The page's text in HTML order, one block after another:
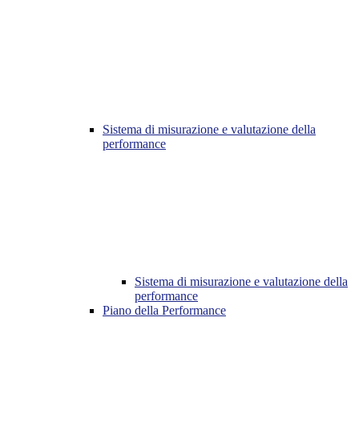
Sistema di misurazione e valutazione della
performance
Sistema di misurazione e valutazione della
performance
Piano della Performance